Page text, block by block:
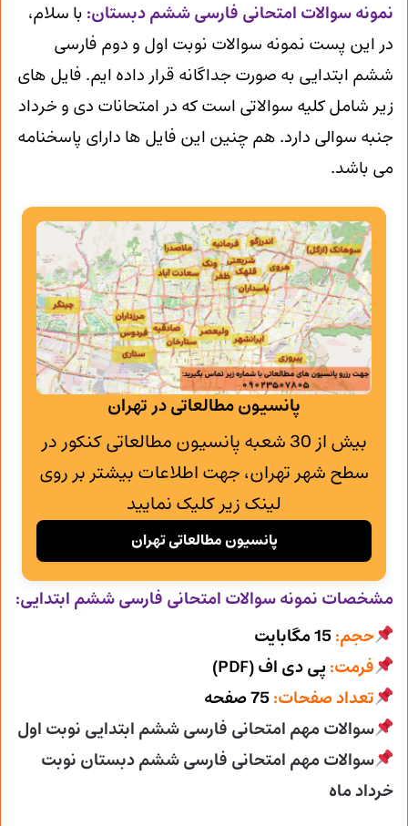
نمونه سوالات امتحانی فارسی ششم دبستان: با سلام،
در این پست نمونه سوالات نوبت اول و دوم فارسی
ششم ابتدایی به صورت جداگانه قرار داده ایم. فایل های
زیر شامل کلیه سوالاتی است که در امتحانات دی و خرداد
جنبه سوالی دارد. هم چنین این فایل ها دارای پاسخنامه
می باشد.
پانسیون مطالعاتی در تهران
بیش از 30 شعبه پانسیون مطالعاتی کنکور در
سطح شهر تهران، جهت اطلاعات بیشتر بر روی
لینک زیر کلیک نمایید
پانسیون مطالعاتی تهران
مشخصات نمونه سوالات امتحانی فارسی ششم ابتدایی:
حجم:15 مگابایت
فرمت: پی دی اف (PDF)
تعداد صفحات:75 صفحه
سوالات مهم امتحانی فارسی ششم ابتدایی نوبت اول
سوالات مهم امتحانی فارسی ششم دبستان نوبت
خرداد ماه